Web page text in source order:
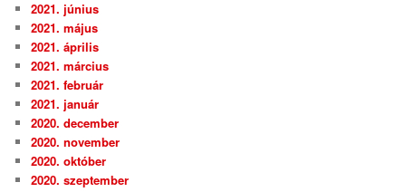
2021. június
2021. május
2021. április
2021. március
2021. február
2021. január
2020. december
2020. november
2020. október
2020. szeptember